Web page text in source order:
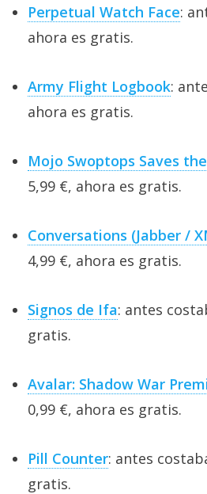
Perpetual Watch Face:
ahora es gratis.
Army Flight Logbook:
ahora es gratis.
Mojo Swoptops Saves
5,99 €, ahora es gratis.
Conversations (Jabber /
4,99 €, ahora es gratis.
Signos de Ifa: antes
gratis.
Avalar: Shadow War
0,99 €, ahora es gratis.
Pill Counter: antes
gratis.